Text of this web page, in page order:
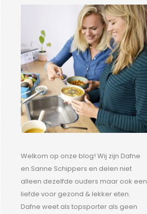
Welkom op onze blog! Wij zijn Dafne
en Sanne Schippers en delen niet
alleen dezelfde ouders maar ook een
liefde voor gezond & lekker eten.
Dafne weet als topsporter als geen